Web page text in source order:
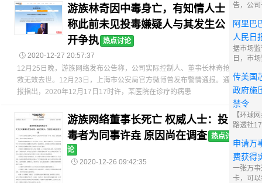
游族林奇因中毒身亡，有知情人士
称此前未见投毒嫌疑人与其发生公
开争执 热点讨论
 2020-12-27 20:57:37
12月25日晚，游族网络发布公告称，公司实际控制人、董事长林奇抢
救无效去世。12月23日，上海市公安局官方微博曾发布警情通报。通
报指出，2020年12月17日17时许，某医院在诊疗的病患
游族网络董事长死亡 权威人士：投
毒者为同事许垚 原因尚在调查 热点讨
论
 2020-12-26 09:42:35
告，公
际控制
家属的
治无效
世。 12
阿里巴
人民日
据市场
日，市
公司实
为立案
将于近
华社，中
传美国
政府施
禁令
【环球
路透社
赛灵思
应商正
要求后
令。 路透
申请万
费获得
一张万
卡，可